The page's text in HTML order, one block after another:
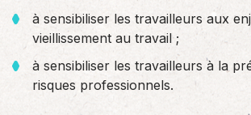
à sensibiliser les travailleurs aux
vieillissement au travail ;
à sensibiliser les travailleurs à la
risques professionnels.